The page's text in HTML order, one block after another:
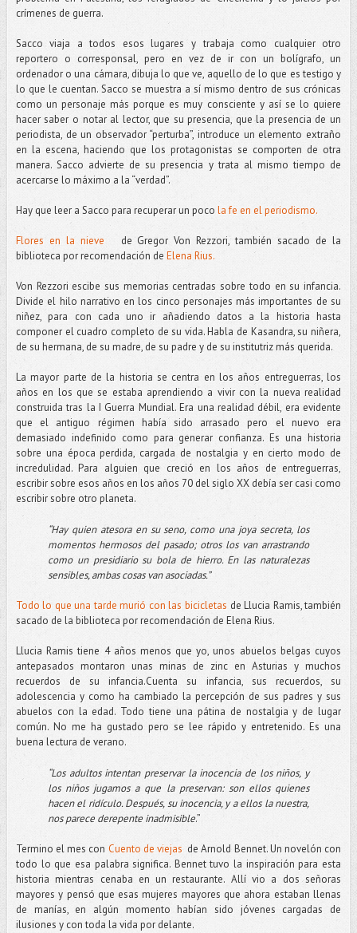
crímenes de guerra.
Sacco viaja a todos esos lugares y trabaja como cualquier otro
reportero o corresponsal, pero en vez de ir con un bolígrafo, un
ordenador o una cámara, dibuja lo que ve, aquello de lo que es testigo y
lo que le cuentan. Sacco se muestra a sí mismo dentro de sus crónicas
como un personaje más porque es muy consciente y así se lo quiere
hacer saber o notar al lector, que su presencia, que la presencia de un
periodista, de un observador “perturba”, introduce un elemento extraño
en la escena, haciendo que los protagonistas se comporten de otra
manera. Sacco advierte de su presencia y trata al mismo tiempo de
acercarse lo máximo a la “verdad”.
Hay que leer a Sacco para recuperar un poco la fe en el periodismo.
Flores en la nieve
de Gregor Von Rezzori, también sacado de la
biblioteca por recomendación de Elena Rius.
Von Rezzori escibe sus memorias centradas sobre todo en su infancia.
Divide el hilo narrativo en los cinco personajes más importantes de su
niñez, para con cada uno ir añadiendo datos a la historia hasta
componer el cuadro completo de su vida. Habla de Kasandra, su niñera,
de su hermana, de su madre, de su padre y de su institutriz más querida.
La mayor parte de la historia se centra en los años entreguerras, los
años en los que se estaba aprendiendo a vivir con la nueva realidad
construida tras la I Guerra Mundial. Era una realidad débil, era evidente
que el antiguo régimen había sido arrasado pero el nuevo era
demasiado indefinido como para generar confianza. Es una historia
sobre una época perdida, cargada de nostalgia y en cierto modo de
incredulidad. Para alguien que creció en los años de entreguerras,
escribir sobre esos años en los años 70 del siglo XX debía ser casi como
escribir sobre otro planeta.
“Hay quien atesora en su seno, como una joya secreta, los
momentos hermosos del pasado; otros los van arrastrando
como un presidiario su bola de hierro. En las naturalezas
sensibles, ambas cosas van asociadas.”
Todo lo que una tarde murió con las bicicletas de Llucia Ramis, también
sacado de la biblioteca por recomendación de Elena Rius.
Llucia Ramis tiene 4 años menos que yo, unos abuelos belgas cuyos
antepasados montaron unas minas de zinc en Asturias y muchos
recuerdos de su infancia.Cuenta su infancia, sus recuerdos, su
adolescencia y como ha cambiado la percepción de sus padres y sus
abuelos con la edad. Todo tiene una pátina de nostalgia y de lugar
común. No me ha gustado pero se lee rápido y entretenido. Es una
buena lectura de verano.
“Los adultos intentan preservar la inocencia de los niños, y
los niños jugamos a que la preservan: son ellos quienes
hacen el ridículo. Después, su inocencia, y a ellos la nuestra,
nos parece derepente inadmisible.”
Termino el mes con Cuento de viejas de Arnold Bennet. Un novelón con
todo lo que esa palabra significa. Bennet tuvo la inspiración para esta
historia mientras cenaba en un restaurante. Allí vio a dos señoras
mayores y pensó que esas mujeres mayores que ahora estaban llenas
de manías, en algún momento habían sido jóvenes cargadas de
ilusiones y con toda la vida por delante.